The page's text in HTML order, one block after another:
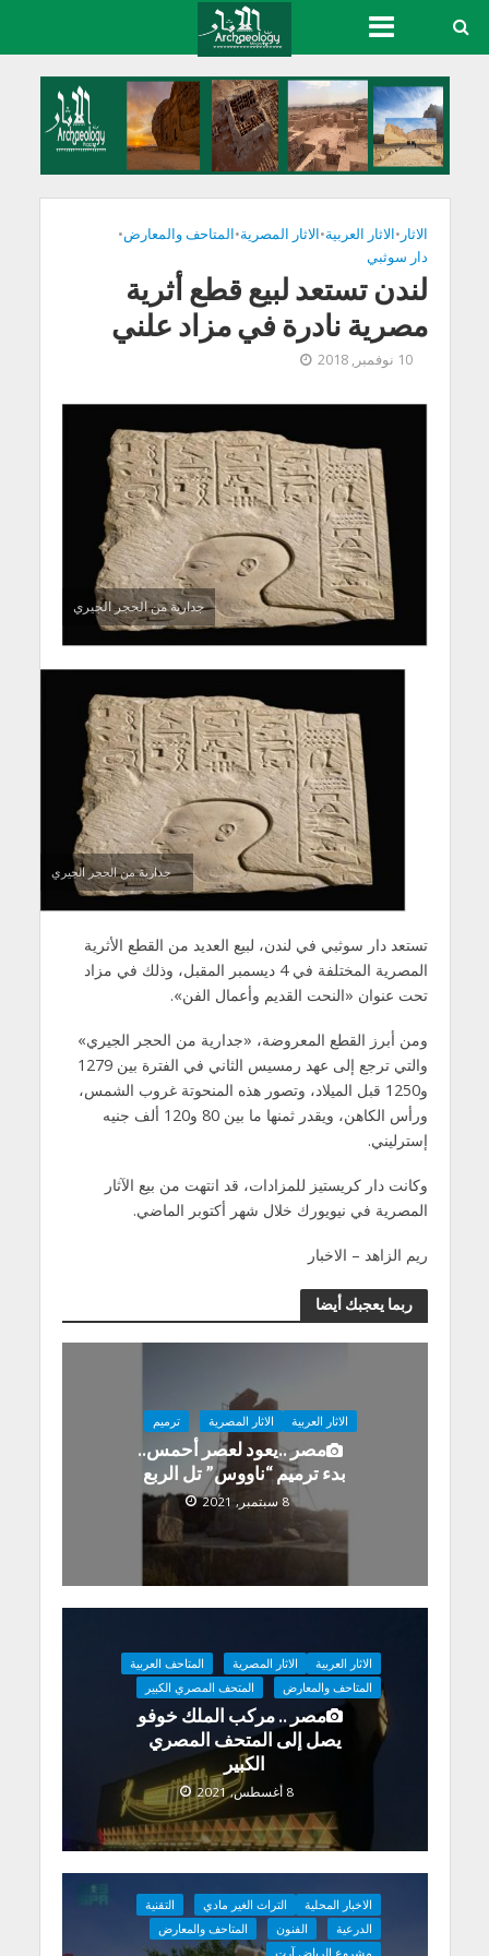
الاثار •الاثار العربية•الاثار المصرية•المتاحف والمعارض•
دار سوثبي
لندن تستعد لبيع قطع أثرية
مصرية نادرة في مزاد علني
10 نوفمبر, 2018
جدارية من الحجر الجيري
جدارية من الحجر الجيري
تستعد دار سوثبي في لندن، لبيع العديد من القطع الأثرية
المصرية المختلفة في 4 ديسمبر المقبل، وذلك في مزاد
تحت عنوان «النحت القديم وأعمال الفن».
ومن أبرز القطع المعروضة، «جدارية من الحجر الجيري»
والتي ترجع إلى عهد رمسيس الثاني في الفترة بين 1279
و1250 قبل الميلاد، وتصور هذه المنحوتة غروب الشمس،
ورأس الكاهن، ويقدر ثمنها ما بين 80 و120 ألف جنيه
إسترليني.
وكانت دار كريستيز للمزادات، قد انتهت من بيع الآثار
المصرية في نيويورك خلال شهر أكتوبر الماضي.
ريم الزاهد – الاخبار
ربما يعجبك أيضا
الاثار العربية الاثار المصرية ترميم
مصر ..يعود لعصر أحمس..
بدء ترميم “ناووس” تل الربع
8 سبتمبر, 2021
الاثار العربية الاثار المصرية
المتاحف العربية
المتاحف والمعارض
المتحف المصري الكبير
مصر .. مركب الملك خوفو
يصل إلى المتحف المصري
الكبير
8 أغسطس, 2021
الاخبار المحلية التراث الغير مادي
التقنية
الدرعية
الفنون
المتاحف والمعارض
مشروع الرياض آرت